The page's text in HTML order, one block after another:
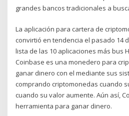
grandes bancos tradicionales a
La aplicación para cartera de
convirtió en tendencia el pasado 14
lista de las 10 aplicaciones más bus
Coinbase es una monedero para
ganar dinero con el mediante sus
comprando criptomonedas cuando
cuando su valor aumente. Aún así,
herramienta para ganar dinero.